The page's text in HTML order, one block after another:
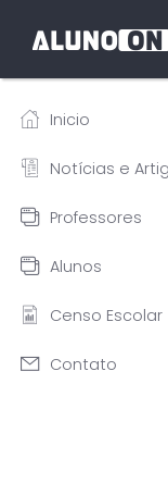
Inicio
Notícias e
Professores
Alunos
Censo Escolar
Contato